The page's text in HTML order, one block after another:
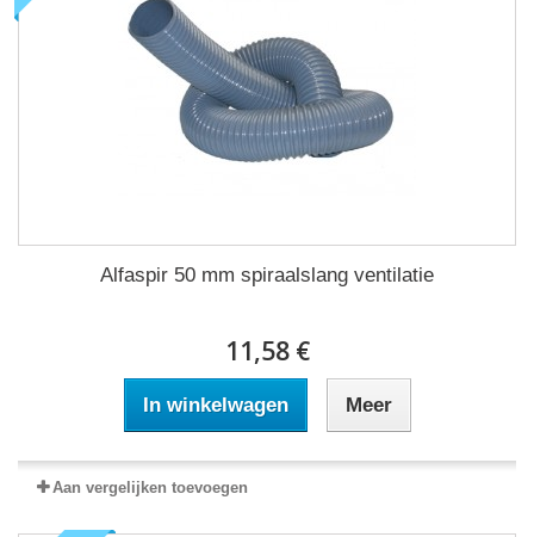
Alfaspir 50 mm spiraalslang ventilatie
11,58 €
In winkelwagen Meer
Aan vergelijken toevoegen